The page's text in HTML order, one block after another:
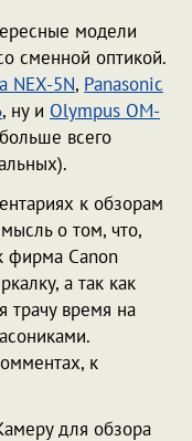
модели
сменной оптикой.
NEX-5N, Panasonic
, ну и Olympus OM-
всего
к обзорам
о том, что,
фирма Canon
а так как
трачу время на
к
для обзора